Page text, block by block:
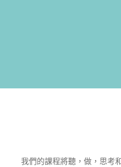
我們的課程將聽，做，思考